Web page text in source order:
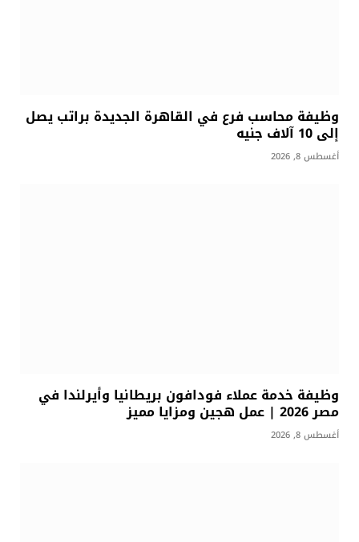
وظيفة محاسب فرع في القاهرة الجديدة براتب يصل
إلى 10 آلاف جنيه
أغسطس 8, 2026
وظيفة خدمة عملاء فودافون بريطانيا وأيرلندا في
مصر 2026 | عمل هجين ومزايا مميز
أغسطس 8, 2026